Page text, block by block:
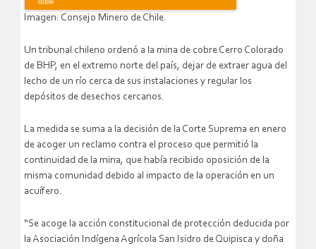
Imagen: Consejo Minero de Chile.
Un tribunal chileno ordenó a la mina de cobre Cerro Colorado
de BHP, en el extremo norte del país, dejar de extraer agua del
lecho de un río cerca de sus instalaciones y regular los
depósitos de desechos cercanos.
La medida se suma a la decisión de la Corte Suprema en enero
de acoger un reclamo contra el proceso que permitió la
continuidad de la mina, que había recibido oposición de la
misma comunidad debido al impacto de la operación en un
acuífero.
“Se acoge la acción constitucional de protección deducida por
la Asociación Indígena Agrícola San Isidro de Quipisca y doña